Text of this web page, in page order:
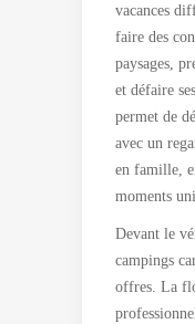
vacances
faire des
paysages,
et défaire
permet de
avec un
en famille,
moments
Devant le
campings
offres. La